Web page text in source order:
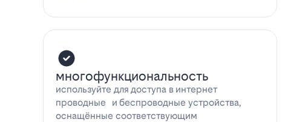
многофункциональность
используйте для доступа в интернет
проводные и беспроводные устройства,
оснащённые соответствующим